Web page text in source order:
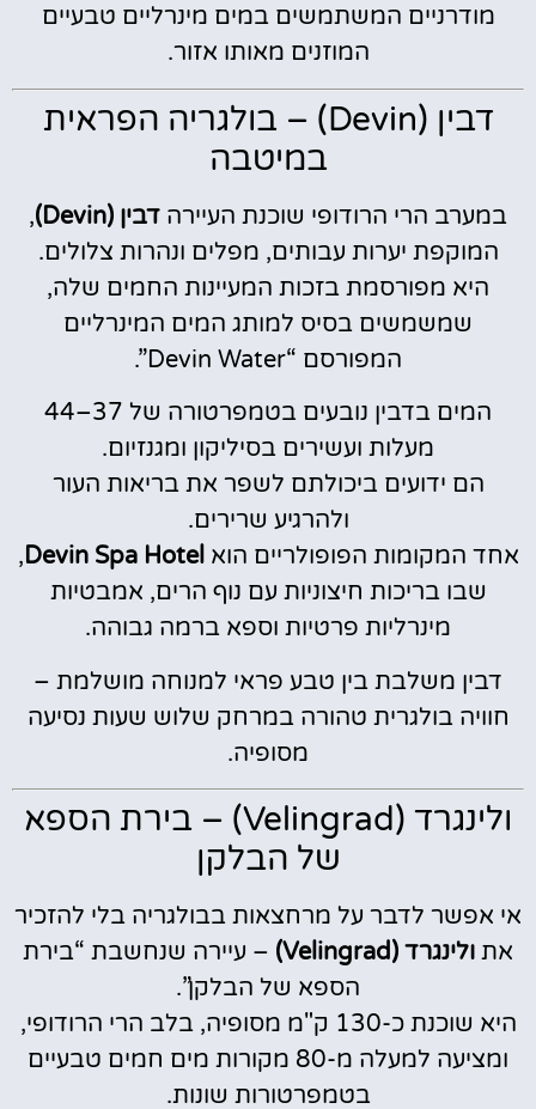
מודרניים המשתמשים במים מינרליים טבעיים
המוזנים מאותו אזור.
דבין (Devin) – בולגריה הפראית
במיטבה
במערב הרי הרודופי שוכנת העיירה דבין (Devin)
,
המוקפת יערות עבותים, מפלים ונהרות צלולים.
היא מפורסמת בזכות המעיינות החמים שלה,
שמשמשים בסיס למותג המים המינרליים
המפורסם “Devin Water”.
המים בדבין נובעים בטמפרטורה של 37–44
מעלות ועשירים בסיליקון ומגנזיום.
הם ידועים ביכולתם לשפר את בריאות העור
ולהרגיע שרירים.
אחד המקומות הפופולריים הואDevin Spa Hotel
,
שבו בריכות חיצוניות עם נוף הרים, אמבטיות
מינרליות פרטיות וספא ברמה גבוהה.
דבין משלבת בין טבע פראי למנוחה מושלמת –
חוויה בולגרית טהורה במרחק שלוש שעות נסיעה
מסופיה.
ולינגרד (Velingrad) – בירת הספא
של הבלקן
אי אפשר לדבר על מרחצאות בבולגריה בלי להזכיר
את ולינגרד (Velingrad)
– עיירה שנחשבת “בירת
הספא של הבלקן”.
היא שוכנת כ-130 ק"מ מסופיה, בלב הרי הרודופי,
ומציעה למעלה מ-80 מקורות מים חמים טבעיים
בטמפרטורות שונות.